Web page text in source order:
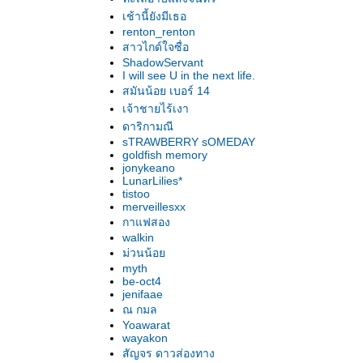
พลเมืองจูหลิง : ชิ้นส่วนของอคติ? [Full Version]
Flashbacks of a Fool คนโง่รำลึก
And When Did You Last See Your Father?
ภาพของพ่อ
The Boy in the Striped Pyjamas แตกต่างใน
ลกเดียวกัน
Gran Torino เรารักเพื่อนบ้าน
Departures การเดินทางแห่งชีวิต
Gomorra เมืองมาเฟี
ภาพยนตร์แห่ง ‘ชาด’
Grace Is Gone ผู้หญิงแนวหน้า ผู้ชายแนวหลัง
The Road to San Diego ศรัทธาใน‘เสือเตี้ย’
Into the Wild ปลายทางอันไร้เดียงสา
Slumdog Millionaire เด็กสลัมเงินล้าน การ
ตลาดไร้ราก
The Silly Age เปลี่ยนผ่านครั้งสำคัญ
The Year My Parents Went on Vacation โฮม
อะโลน กับเปเล่
It's Hard to Be Nice สักวันต้องได้ดี
Ben X ...ซับซ้อนและเปราะบาง
เช้านี้ยังมีเธอ
renton_renton
สาวไกด์ใจซื่อ
ShadowServant
I will see U in the next life.
สมันน้อย เบอร์ 14
เจ้าชายไร้เงา
ดาริกามณี
sTRAWBERRY sOMEDAY
goldfish memory
jonykeano
LunarLilies*
tistoo
merveillesxx
กาแฟสอง
walkin
ม่วนน้อ
myth
be-oct4
jenifaae
ณ กมล
Yoawarat
wayakon
สัญจร ดาวส่องทาง